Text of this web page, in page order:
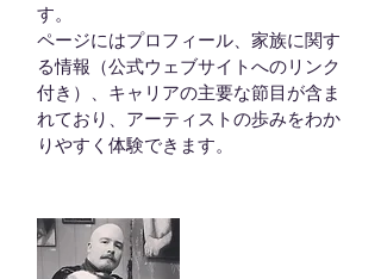
す。
ページにはプロフィール、家族に関す
る情報（公式ウェブサイトへのリンク
付き）、キャリアの主要な節目が含ま
れており、アーティストの歩みをわか
りやすく体験できます。